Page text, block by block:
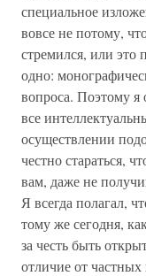
специальное
вовсе не потому,
стремился, или
одно:
вопроса. Поэтому я
все
осуществлении
честно стараться,
вам, даже не
Я всегда полагал,
тому же сегодня,
за честь быть
отличие от